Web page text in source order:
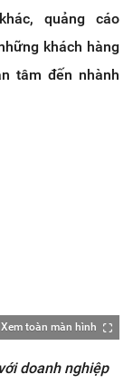
quảng cáo
khách hàng
tâm đến nhành
Xem toàn màn hình
doanh nghiệp